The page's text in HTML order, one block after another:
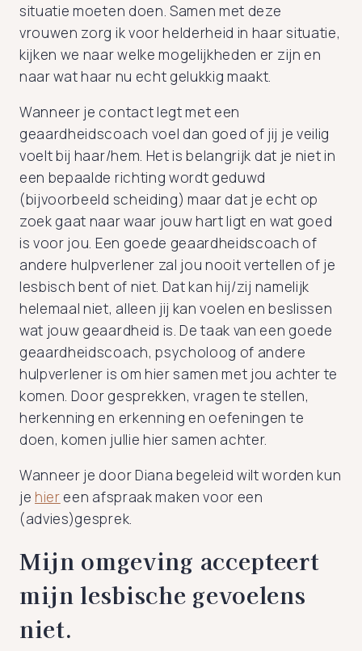
situatie moeten doen. Samen met deze
vrouwen zorg ik voor helderheid in haar situatie,
kijken we naar welke mogelijkheden er zijn en
naar wat haar nu echt gelukkig maakt.
Wanneer je contact legt met een
geaardheidscoach voel dan goed of jij je veilig
voelt bij haar/hem. Het is belangrijk dat je niet in
een bepaalde richting wordt geduwd
(bijvoorbeeld scheiding) maar dat je echt op
zoek gaat naar waar jouw hart ligt en wat goed
is voor jou. Een goede geaardheidscoach of
andere hulpverlener zal jou nooit vertellen of je
lesbisch bent of niet. Dat kan hij/zij namelijk
helemaal niet, alleen jij kan voelen en beslissen
wat jouw geaardheid is. De taak van een goede
geaardheidscoach, psycholoog of andere
hulpverlener is om hier samen met jou achter te
komen. Door gesprekken, vragen te stellen,
herkenning en erkenning en oefeningen te
doen, komen jullie hier samen achter.
Wanneer je door Diana begeleid wilt worden kun
je hier een afspraak maken voor een
(advies)gesprek.
Mijn omgeving accepteert
mijn lesbische gevoelens
niet.